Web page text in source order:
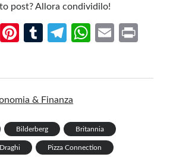
post? Allora condividilo!
Li
Pi
t
T
r
Te
m
W
p
p
E
& Finanza
Bilderberg Britannia
Pizza Connection